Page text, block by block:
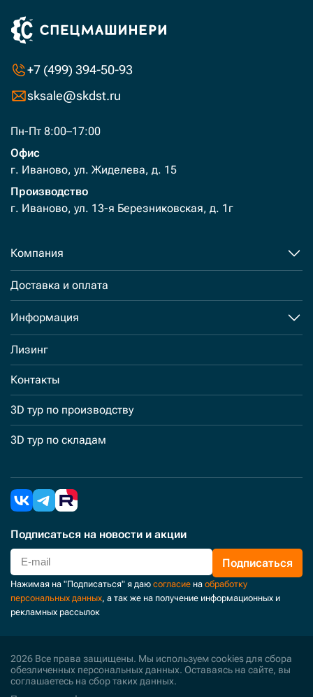
+7 (499) 394-50-93
sksale@skdst.ru
Пн-Пт 8:00–17:00
Офис
г. Иваново, ул. Жиделева, д. 15
Производство
г. Иваново, ул. 13-я Березниковская, д. 1г
Компания
Доставка и оплата
Информация
Лизинг
Контакты
3D тур по производству
3D тур по складам
Подписаться на новости и акции
Подписаться
Нажимая на "Подписаться" я даю согласие на обработку
персональных данных, а так же на получение информационных и
рекламных рассылок
2026 Все права защищены. Мы используем cookies для сбора
обезличенных персональных данных. Оставаясь на сайте, вы
соглашаетесь на сбор таких данных.